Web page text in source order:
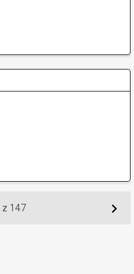
z 147